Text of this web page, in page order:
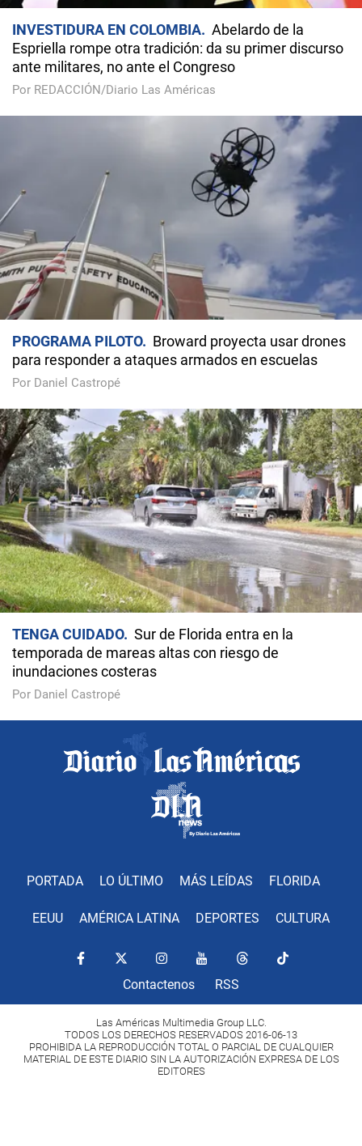
INVESTIDURA EN COLOMBIA
Abelardo de la
Espriella rompe otra tradición: da su primer discurso
ante militares, no ante el Congreso
Por REDACCIÓN/Diario Las Américas
PROGRAMA PILOTO
Broward proyecta usar drones
para responder a ataques armados en escuelas
Por Daniel Castropé
TENGA CUIDADO
Sur de Florida entra en la
temporada de mareas altas con riesgo de
inundaciones costeras
Por Daniel Castropé
PORTADA LO ÚLTIMO MÁS LEÍDAS FLORIDA
EEUU AMÉRICA LATINA DEPORTES CULTURA
Contactenos RSS
Las Américas Multimedia Group LLC.
TODOS LOS DERECHOS RESERVADOS 2016-06-13
PROHIBIDA LA REPRODUCCIÓN TOTAL O PARCIAL DE CUALQUIER
MATERIAL DE ESTE DIARIO SIN LA AUTORIZACIÓN EXPRESA DE LOS
EDITORES